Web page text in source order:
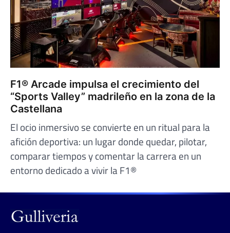
F1® Arcade impulsa el crecimiento del
“Sports Valley” madrileño en la zona de la
Castellana
El ocio inmersivo se convierte en un ritual para la
afición deportiva: un lugar donde quedar, pilotar,
comparar tiempos y comentar la carrera en un
entorno dedicado a vivir la F1®